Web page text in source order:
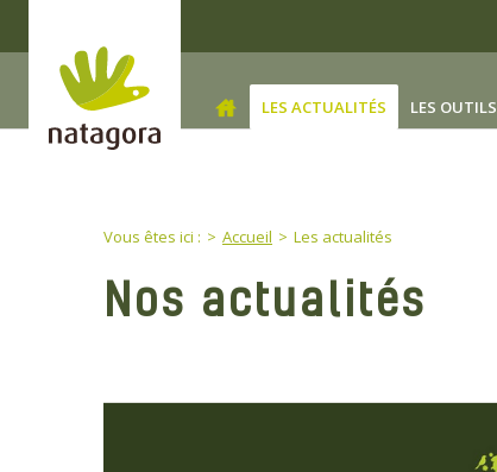
LES ACTUALITÉS (CURRENT)
LES OUTILS
Vous êtes ici : Accueil Les actualités
Nos actualités